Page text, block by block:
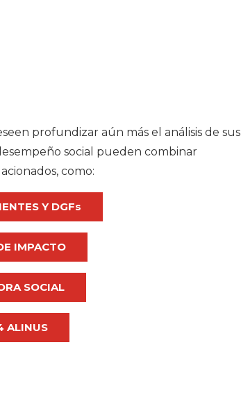
profundizar aún más el análisis de sus
social pueden combinar
como:
Y DGFs
IMPACTO
SOCIAL
ALINUS